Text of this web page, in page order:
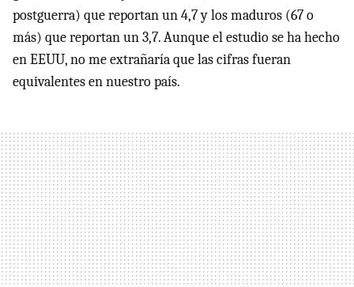
postguerra) que reportan un 4,7 y los maduros (67 o
más) que reportan un 3,7. Aunque el estudio se ha hecho
en EEUU, no me extrañaría que las cifras fueran
equivalentes en nuestro país.